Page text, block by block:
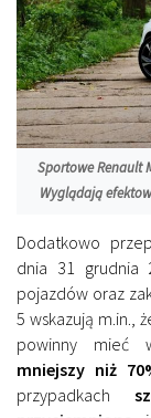
Sportowe Renault
Wyglądają
Dodatkowo
dnia 31 grudnia
pojazdów oraz
5 wskazują m.in.,
powinny mieć
mniejszy niż
przypadkach